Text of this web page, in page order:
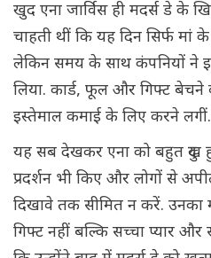
खुद एना जार्विस ही मदर्स डे के
चाहती थीं कि यह दिन सिर्फ मां
लेकिन समय के साथ कंपनियों ने
लिया. कार्ड, फूल और गिफ्ट बेचने
इस्तेमाल कमाई के लिए करने लगीं.
यह सब देखकर एना को बहुत दुख
प्रदर्शन भी किए और लोगों से
दिखावे तक सीमित न करें. उनका
गिफ्ट नहीं बल्कि सच्चा प्यार और